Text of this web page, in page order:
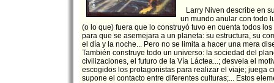
Larry Niven describe en
un mundo anular con todo
(o lo que) fuera que lo construyó tuvo en cuenta todos
para que se asemejara a un planeta: su estructura, su
el día y la noche... Pero no se limita a hacer una mera
También construye todo un universo: la sociedad del
civilizaciones, el futuro de la Vía Láctea...; desvela el
escogidos los protagonistas para realizar el viaje; juega
supone el contacto entre diferentes culturas;... Estos